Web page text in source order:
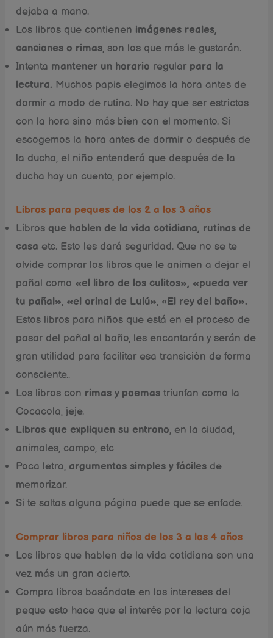
dejaba a mano.
Los libros que contienen imágenes reales,
canciones o rimas, son los que más le gustarán.
Intenta mantener un horario regular para la
lectura. Muchos papis elegimos la hora antes de
dormir a modo de rutina. No hay que ser estrictos
con la hora sino más bien con el momento. Si
escogemos la hora antes de dormir o después de
la ducha, el niño entenderá que después de la
ducha hay un cuento, por ejemplo.
Libros para peques de los 2 a los 3 años
Libros que hablen de la vida cotidiana, rutinas de
casa etc. Esto les dará seguridad. Que no se te
olvide comprar los libros que le animen a dejar el
pañal como «el libro de los culitos», «puedo ver
tu pañal», «el orinal de Lulú», «El rey del baño».
Estos libros para niños que está en el proceso de
pasar del pañal al baño, les encantarán y serán de
gran utilidad para facilitar esa transición de forma
consciente..
Los libros con rimas y poemas triunfan como la
Cocacola, jeje.
Libros que expliquen su entrono, en la ciudad,
animales, campo, etc
Poca letra, argumentos simples y fáciles de
memorizar.
Si te saltas alguna página puede que se enfade.
Comprar libros para niños de los 3 a los 4 años
Los libros que hablen de la vida cotidiana son una
vez más un gran acierto.
Compra libros basándote en los intereses del
peque esto hace que el interés por la lectura coja
aún más fuerza.